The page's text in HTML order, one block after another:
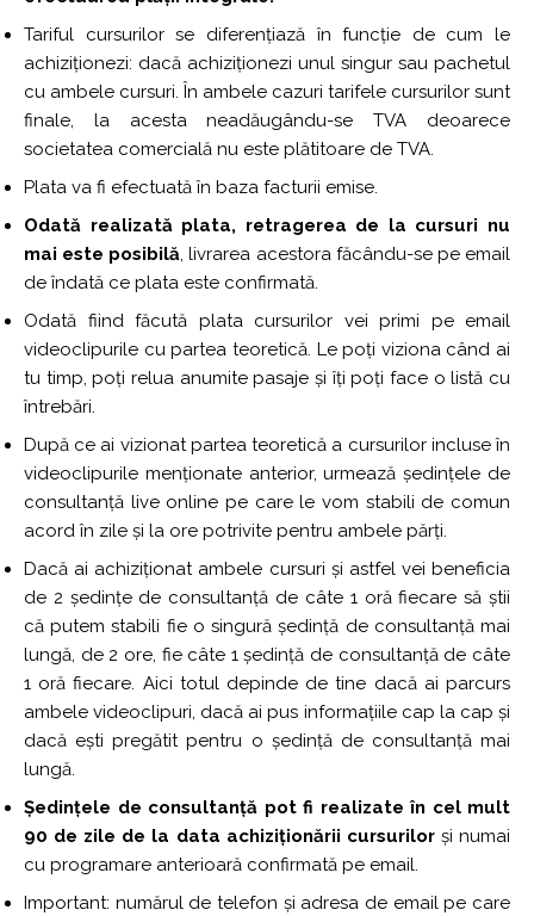
Tariful cursurilor se diferențiază în funcție de cum le
achiziționezi: dacă achiziționezi unul singur sau pachetul
cu ambele cursuri. În ambele cazuri tarifele cursurilor sunt
finale, la acesta neadăugându-se TVA deoarece
societatea comercială nu este plătitoare de TVA.
Plata va fi efectuată în baza facturii emise.
Odată realizată plata, retragerea de la cursuri nu
mai este posibilă, livrarea acestora făcându-se pe email
de îndată ce plata este confirmată.
Odată fiind făcută plata cursurilor vei primi pe email
videoclipurile cu partea teoretică. Le poți viziona când ai
tu timp, poți relua anumite pasaje și îți poți face o listă cu
întrebări.
După ce ai vizionat partea teoretică a cursurilor incluse în
videoclipurile menționate anterior, urmează ședințele de
consultanță live online pe care le vom stabili de comun
acord în zile și la ore potrivite pentru ambele părți.
Dacă ai achiziționat ambele cursuri și astfel vei beneficia
de 2 ședințe de consultanță de câte 1 oră fiecare să știi
că putem stabili fie o singură ședință de consultanță mai
lungă, de 2 ore, fie câte 1 ședință de consultanță de câte
1 oră fiecare. Aici totul depinde de tine dacă ai parcurs
ambele videoclipuri, dacă ai pus informațiile cap la cap și
dacă ești pregătit pentru o ședință de consultanță mai
lungă.
Ședințele de consultanță pot fi realizate în cel mult
90 de zile de la data achiziționării cursurilorși numai
cu programare anterioară confirmată pe email.
Important: numărul de telefon și adresa de email pe care